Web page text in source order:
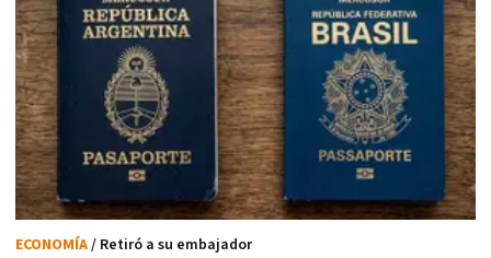
ECONOMÍA/ Retiró a su embajador